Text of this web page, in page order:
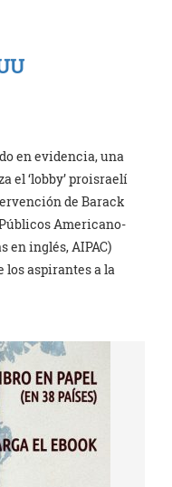
en evidencia, una
el ‘lobby’ proisraelí
de Barack
Americano-
en inglés, AIPAC)
los aspirantes a la